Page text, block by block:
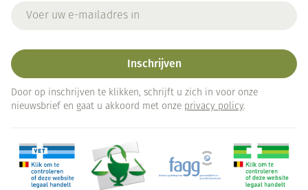
Inschrijven
Door op inschrijven te klikken, schrijft u zich in voor onze
nieuwsbrief en gaat u akkoord met onze privacy policy.